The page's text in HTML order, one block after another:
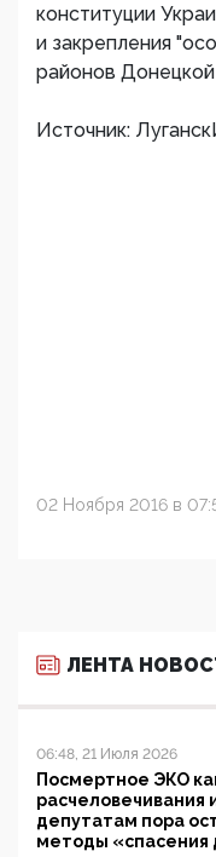
конституции
и закрепления
районов Донецкой
Источник:
02 Ноября 2016 в
ЛЕНТА
06:48, 21 Июля 2026
Посмертное ЭКО
расчеловечивания
депутатам пора
методы «спасения